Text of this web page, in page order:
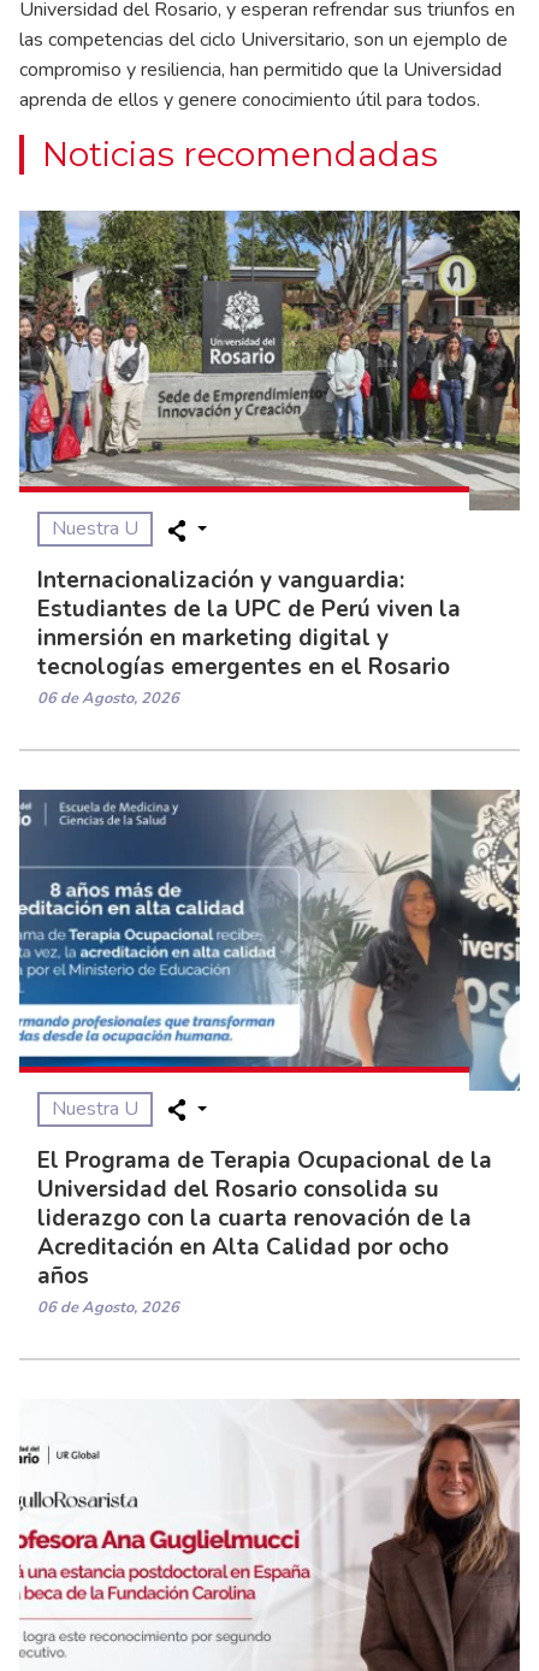
Universidad del Rosario, y esperan refrendar sus triunfos en
las competencias del ciclo Universitario, son un ejemplo de
compromiso y resiliencia, han permitido que la Universidad
aprenda de ellos y genere conocimiento útil para todos.
Noticias recomendadas
Nuestra U
Internacionalización y vanguardia:
Estudiantes de la UPC de Perú viven la
inmersión en marketing digital y
tecnologías emergentes en el Rosario
06 de Agosto, 2026
Nuestra U
El Programa de Terapia Ocupacional de la
Universidad del Rosario consolida su
liderazgo con la cuarta renovación de la
Acreditación en Alta Calidad por ocho
años
06 de Agosto, 2026